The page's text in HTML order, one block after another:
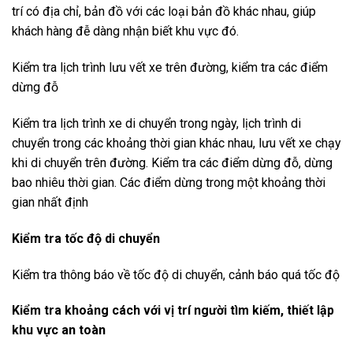
trí có địa chỉ, bản đồ với các loại bản đồ khác nhau, giúp
khách hàng đễ dàng nhận biết khu vực đó.
Kiểm tra lịch trình lưu vết xe trên đường, kiểm tra các điểm
dừng đỗ
Kiểm tra lịch trình xe di chuyển trong ngày, lịch trình di
chuyển trong các khoảng thời gian khác nhau, lưu vết xe chạy
khi di chuyển trên đường. Kiểm tra các điểm dừng đỗ, dừng
bao nhiêu thời gian. Các điểm dừng trong một khoảng thời
gian nhất định
Kiểm tra tốc độ di chuyển
Kiểm tra thông báo về tốc độ di chuyển, cảnh báo quá tốc độ
Kiểm tra khoảng cách với vị trí người tìm kiếm, thiết lập
khu vực an toàn